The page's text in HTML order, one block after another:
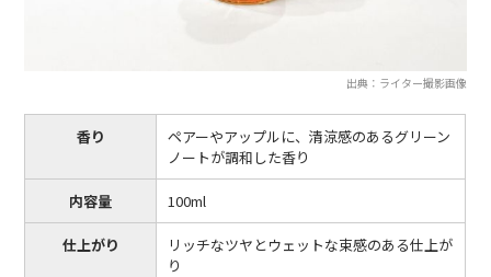
出典：ライター撮影画像
香り
ペアーやアップルに、清涼感のあるグリーン
ノートが調和した香り
内容量 100ml
仕上がり
リッチなツヤとウェットな束感のある仕上が
り